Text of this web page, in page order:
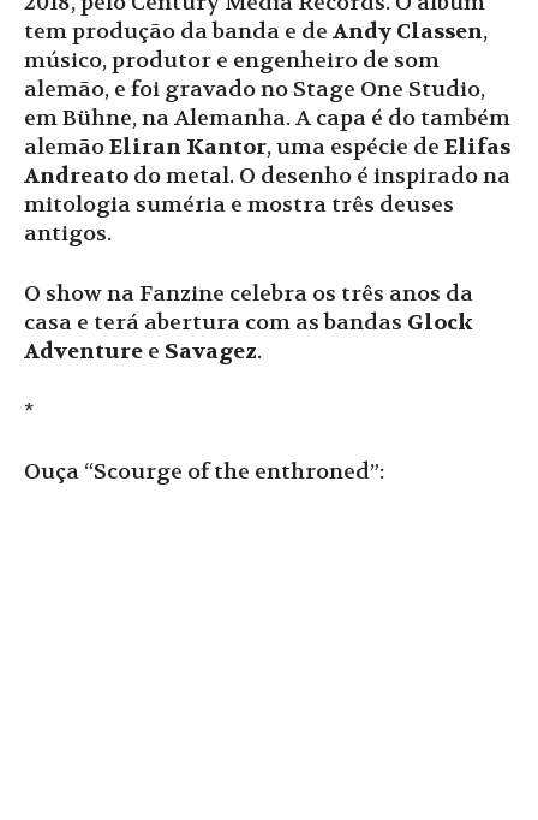
tem produção da banda e de Andy Classen,
músico, produtor e engenheiro de som
alemão, e foi gravado no Stage One Studio,
em Bühne, na Alemanha. A capa é do também
alemãoEliran Kantor, uma espécie de Elifas
Andreato do metal. O desenho é inspirado na
mitologia suméria e mostra três deuses
antigos.
O show na Fanzine celebra os três anos da
casa e terá abertura com as bandas Glock
Adventure e Savagez.
*
Ouça “Scourge of the enthroned”: